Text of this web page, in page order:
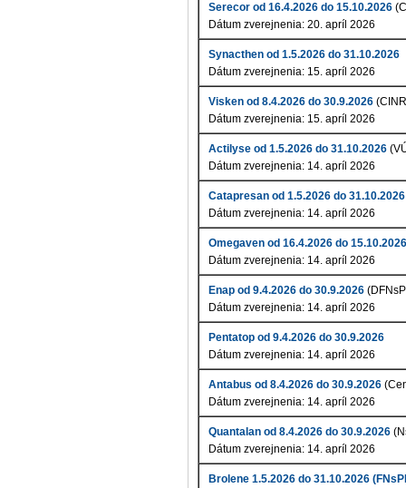
Serecor od 16.4.2026 do 15.10.2026
Dátum zverejnenia: 20. apríl 2026
Synacthen od 1.5.2026 do 31.10.2026
Dátum zverejnenia: 15. apríl 2026
Visken od 8.4.2026 do 30.9.2026
Dátum zverejnenia: 15. apríl 2026
Actilyse od 1.5.2026 do 31.10.2026
Dátum zverejnenia: 14. apríl 2026
Catapresan od 1.5.2026 do 31.10.2026
Dátum zverejnenia: 14. apríl 2026
Omegaven od 16.4.2026 do 15.10.2026
Dátum zverejnenia: 14. apríl 2026
Enap od 9.4.2026 do 30.9.2026
Dátum zverejnenia: 14. apríl 2026
Pentatop od 9.4.2026 do 30.9.2026
Dátum zverejnenia: 14. apríl 2026
Antabus od 8.4.2026 do 30.9.2026
Dátum zverejnenia: 14. apríl 2026
Quantalan od 8.4.2026 do 30.9.2026
Dátum zverejnenia: 14. apríl 2026
Brolene 1.5.2026 do 31.10.2026